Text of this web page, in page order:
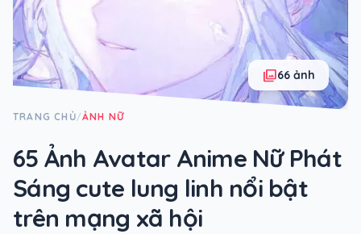
TRANG CHỦ/ẢNH NỮ
65 Ảnh Avatar Anime Nữ Phát
Sáng cute lung linh nổi bật
trên mạng xã hội
photo_library66 ảnh